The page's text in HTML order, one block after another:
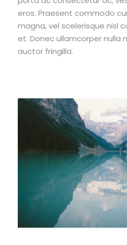
eros. Praesent commodo
magna, vel scelerisque nisl
et. Donec ullamcorper nulla
auctor fringilla.